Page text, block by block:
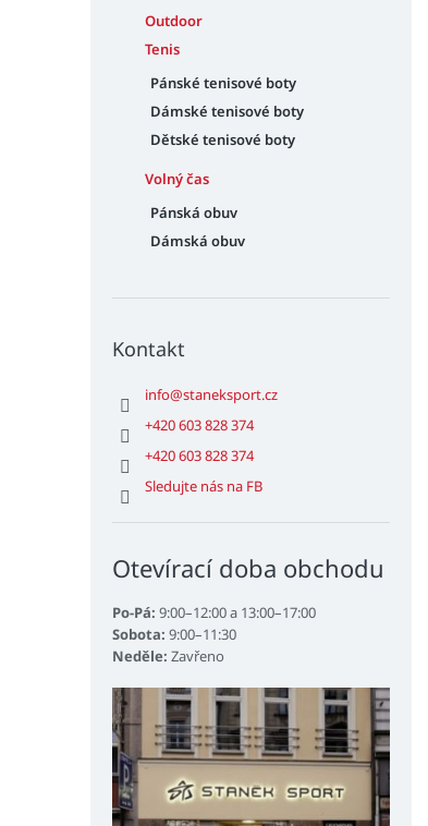
Outdoor
Tenis
Pánské tenisové boty
Dámské tenisové boty
Dětské tenisové boty
Volný čas
Pánská obuv
Dámská obuv
Kontakt
info@staneksport.cz
+420 603 828 374
+420 603 828 374
Sledujte nás na FB
Otevírací doba obchodu
Po-Pá: 9:00–12:00 a 13:00–17:00
Sobota: 9:00–11:30
Neděle: Zavřeno